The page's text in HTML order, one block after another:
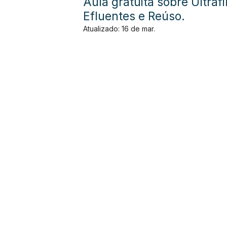
Efluentes e Reúso.
Atualizado: 16 de mar.